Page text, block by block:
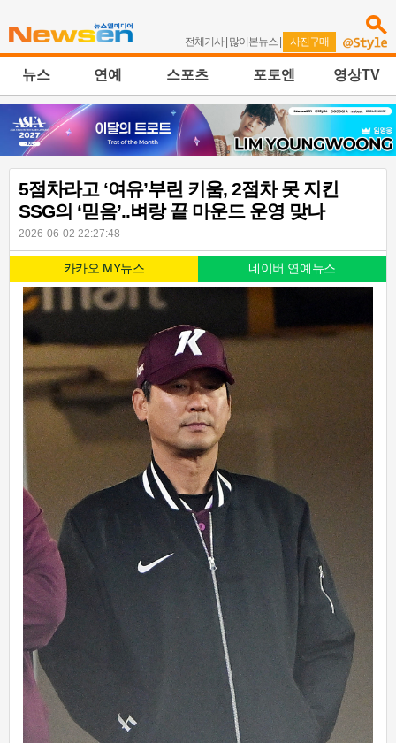
전체기사| 많이본뉴스 | 사진구매
뉴스 연예 스포츠 포토엔 영상TV
5점차라고 ‘여유’부린 키움, 2점차 못 지킨
SSG의 ‘믿음’..벼랑 끝 마운드 운영 맞나
2026-06-02 22:27:48
카카오 MY뉴스 네이버 연예뉴스